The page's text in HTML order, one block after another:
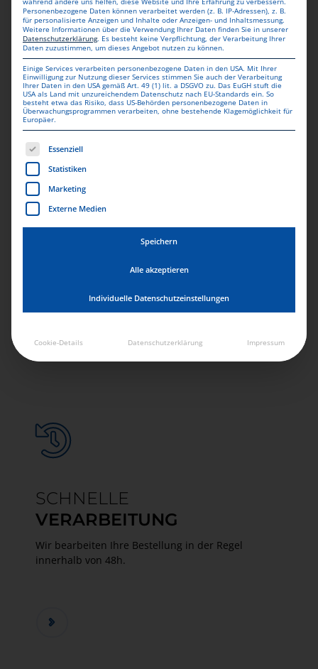
KOSTENLOSE
LIEFERUNG
SCHNELLE
VERARBEITUNG
Wir bearbeiten Ihre Bestellung in der Regel
innerhalb von 48h.
Personenbezogene Daten können verarbeitet werden (z. B. IP-Adressen), z. B.
für personalisierte Anzeigen und Inhalte oder Anzeigen- und Inhaltsmessung.
Weitere Informationen über die Verwendung Ihrer Daten finden Sie in unserer
Datenschutzerklärung. Es besteht keine Verpflichtung, der Verarbeitung Ihrer
Daten zuzustimmen, um dieses Angebot nutzen zu können.
Einige Services verarbeiten personenbezogene Daten in den USA. Mit Ihrer
Einwilligung zur Nutzung dieser Services stimmen Sie auch der Verarbeitung
Ihrer Daten in den USA gemäß Art. 49 (1) lit. a DSGVO zu. Das EuGH stuft die
USA als Land mit unzureichendem Datenschutz nach EU-Standards ein. So
besteht etwa das Risiko, dass US-Behörden personenbezogene Daten in
Überwachungsprogrammen verarbeiten, ohne bestehende Klagemöglichkeit für
Europäer.
Es folgt eine Liste der Service-Gruppen, für die eine
Essenziell
Statistiken
Marketing
Externe Medien
Speichern
Alle akzeptieren
Individuelle Datenschutzeinstellungen
Cookie-Details Datenschutzerklärung Impressum